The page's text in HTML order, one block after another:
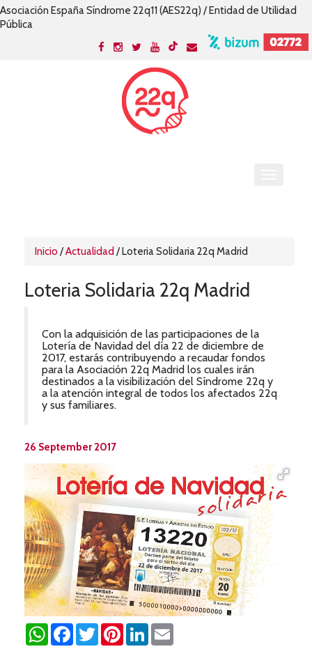
Asociación España Síndrome 22q11 (AES22q) / Entidad de Utilidad
Pública
Inicio /Actualidad /Loteria Solidaria 22q Madrid
Loteria Solidaria 22q Madrid
Con la adquisición de las participaciones de la
Lotería de Navidad del día 22 de diciembre de
2017, estarás contribuyendo a recaudar fondos
para la Asociación 22q Madrid los cuales irán
destinados a la visibilización del Síndrome 22q y
a la atención integral de todos los afectados 22q
y sus familiares.
26 September 2017
WhatsAppFacebookTwitterPinterestLinkedIn